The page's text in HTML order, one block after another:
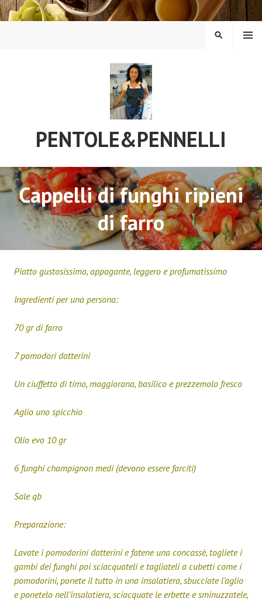
Vai
al
PENTOLE&PENNELLI
MENU
CERCA
Cappelli di funghi ripieni
di farro
Piatto gustosissimo, appagante, leggero e profumatissimo
Ingredienti per una persona:
70 gr di farro
7 pomodori datterini
Un ciuffetto di timo, maggiorana, basilico e prezzemolo fresco
Aglio uno spicchio
Olio evo 10 gr
6 funghi champignon medi (devono essere farciti)
Sale qb
Preparazione:
Lavate i pomodorini datterini e fatene una concassè, togliete i
gambi dei funghi poi sciacquateli e tagliateli a cubetti come i
pomodorini, ponete il tutto in una insalatiera, sbucciate l’aglio
e ponetelo nell’insalatiera, sciacquate le erbette e sminuzzatele,